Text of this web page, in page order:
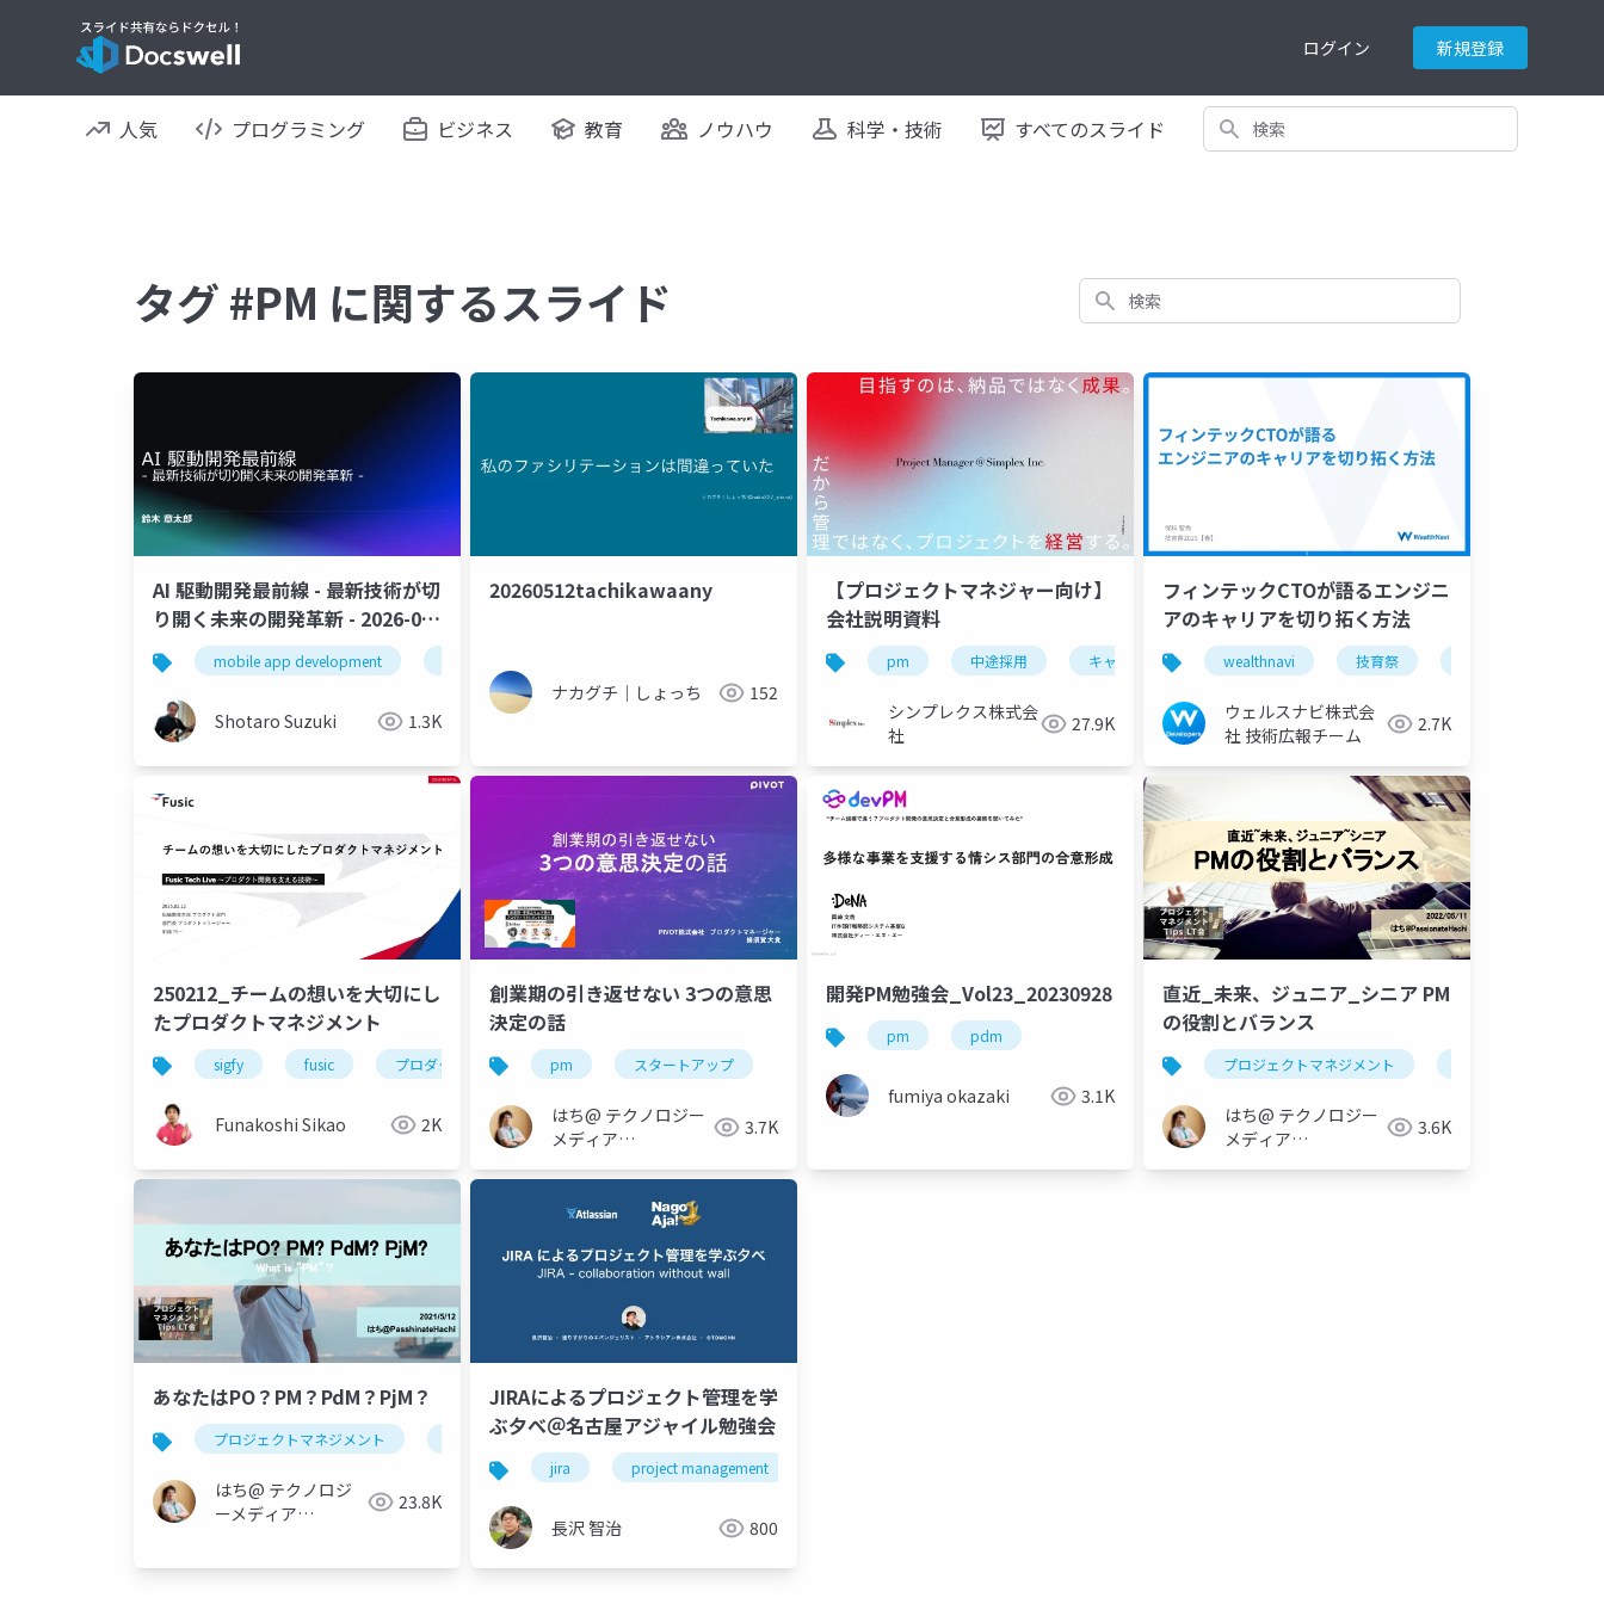
ログイン 新規登録
人気 プログラミング ビジネス 教育 ノウハウ 科学・技術 すべてのスライド 検索
タグ #PM に関するスライド 検索
AI 駆動開発最前線 - 最新技術が切
り開く未来の開発革新 - 2026-07-
24 メディア説明会
mobile app development claude code codex app chatgpt apps repit pm designer
Shotaro Suzuki 1.3K
20260512tachikawaany
ナカグチ｜しょっち 152
【プロジェクトマネジャー向け】
会社説明資料
pm 中途採用 キャリア採用 pm採用 プロダクトマネージャー
シンプレクス株式会
社
27.9K
フィンテックCTOが語るエンジニ
アのキャリアを切り拓く方法
wealthnavi 技育祭
ウェルスナビ株式会
社 技術広報チーム
2.7K
250212_チームの想いを大切にし
たプロダクトマネジメント
sigfy fusic プロダクトマネジメント pm
Funakoshi Sikao 2K
創業期の引き返せない 3つの意思
決定の話
pm スタートアップ
はち@ テクノロジー
メディア
3.7K
開発PM勉強会_Vol23_20230928
pm pdm
fumiya okazaki 3.1K
直近_未来、ジュニア_シニア PM
の役割とバランス
プロジェクトマネジメント
はち@ テクノロジー
メディア
3.6K
あなたはPO？PM？PdM？PjM？
プロジェクトマネジメント project management プロダクトマネジメント
はち@ テクノロジ
ーメディア
23.8K
JIRAによるプロジェクト管理を学
ぶ夕べ＠名古屋アジャイル勉強会
jira project management
長沢 智治 800